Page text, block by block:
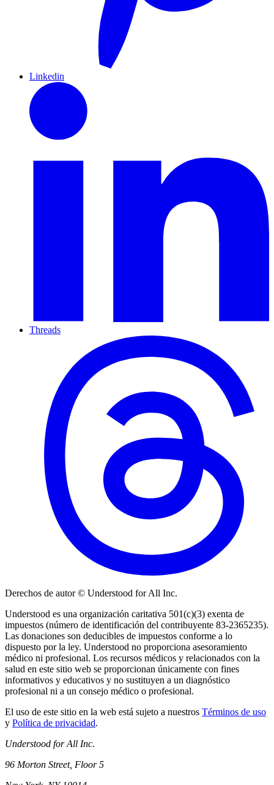
Linkedin
Threads
Derechos de autor © Understood for All Inc.
Understood es una organización caritativa 501(c)(3) exenta de
impuestos (número de identificación del contribuyente 83-2365235).
Las donaciones son deducibles de impuestos conforme a lo
dispuesto por la ley. Understood no proporciona asesoramiento
médico ni profesional. Los recursos médicos y relacionados con la
salud en este sitio web se proporcionan únicamente con fines
informativos y educativos y no sustituyen a un diagnóstico
profesional ni a un consejo médico o profesional.
El uso de este sitio en la web está sujeto a nuestros Términos de uso
y Política de privacidad.
Understood for All Inc.
96 Morton Street, Floor 5